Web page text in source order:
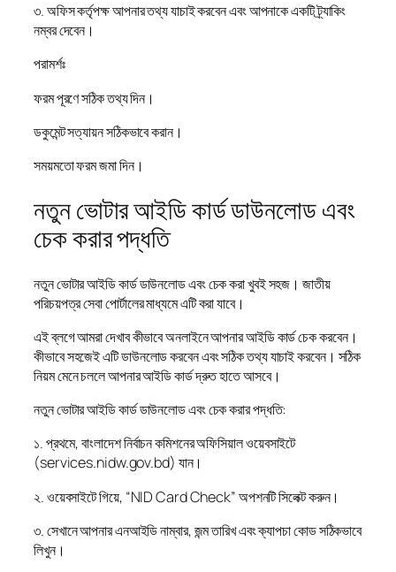
৩. অফিস কর্তৃপক্ষ আপনার তথ্য যাচাই করবেন এবং আপনাকে একটি ট্র্যাকিং
নম্বর দেবেন।
পরামর্শঃ
ফরম পূরণে সঠিক তথ্য দিন।
ডকুমেন্ট সত্যায়ন সঠিকভাবে করান।
সময়মতো ফরম জমা দিন।
নতুন ভোটার আইডি কার্ড ডাউনলোড এবং
চেক করার পদ্ধতি
নতুন ভোটার আইডি কার্ড ডাউনলোড এবং চেক করা খুবই সহজ। জাতীয়
পরিচয়পত্র সেবা পোর্টালের মাধ্যমে এটি করা যাবে।
এই ব্লগে আমরা দেখাব কীভাবে অনলাইনে আপনার আইডি কার্ড চেক করবেন।
কীভাবে সহজেই এটি ডাউনলোড করবেন এবং সঠিক তথ্য যাচাই করবেন। সঠিক
নিয়ম মেনে চললে আপনার আইডি কার্ড দ্রুত হাতে আসবে।
নতুন ভোটার আইডি কার্ড ডাউনলোড এবং চেক করার পদ্ধতি:
১. প্রথমে, বাংলাদেশ নির্বাচন কমিশনের অফিসিয়াল ওয়েবসাইটে
(services.nidw.gov.bd) যান।
২. ওয়েবসাইটে গিয়ে, “NID Card Check” অপশনটি সিলেক্ট করুন।
৩. সেখানে আপনার এনআইডি নাম্বার, জন্ম তারিখ এবং ক্যাপচা কোড সঠিকভাবে
লিখুন।